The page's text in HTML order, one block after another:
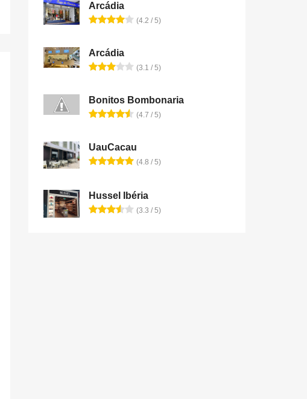
Arcádia
(4.2 / 5)
Arcádia
(3.1 / 5)
Bonitos Bombonaria
(4.7 / 5)
UauCacau
(4.8 / 5)
Hussel Ibéria
(3.3 / 5)